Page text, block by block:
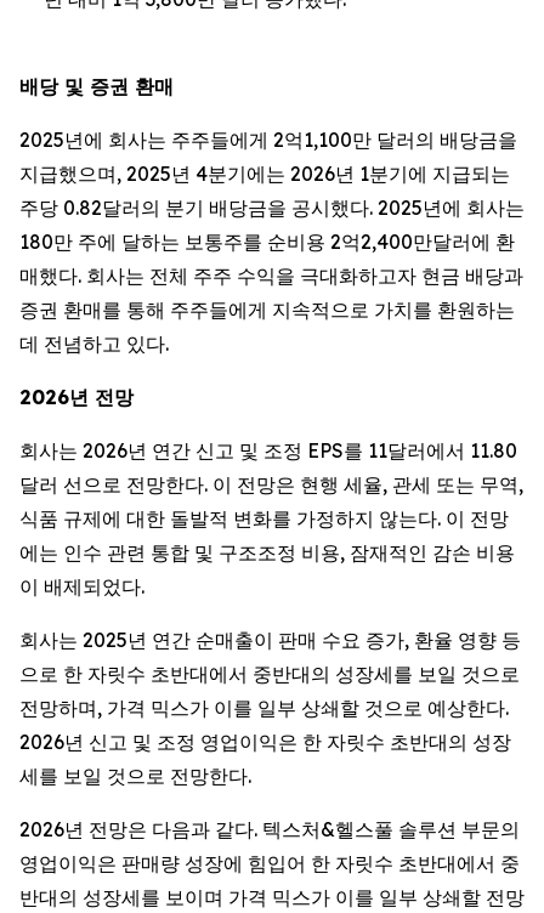
배당 및 증권 환매
2025년에 회사는 주주들에게 2억1,100만 달러의 배당금을
지급했으며, 2025년 4분기에는 2026년 1분기에 지급되는
주당 0.82달러의 분기 배당금을 공시했다. 2025년에 회사는
180만 주에 달하는 보통주를 순비용 2억2,400만달러에 환
매했다. 회사는 전체 주주 수익을 극대화하고자 현금 배당과
증권 환매를 통해 주주들에게 지속적으로 가치를 환원하는
데 전념하고 있다.
2026년 전망
회사는 2026년 연간 신고 및 조정 EPS를 11달러에서 11.80
달러 선으로 전망한다. 이 전망은 현행 세율, 관세 또는 무역,
식품 규제에 대한 돌발적 변화를 가정하지 않는다. 이 전망
에는 인수 관련 통합 및 구조조정 비용, 잠재적인 감손 비용
이 배제되었다.
회사는 2025년 연간 순매출이 판매 수요 증가, 환율 영향 등
으로 한 자릿수 초반대에서 중반대의 성장세를 보일 것으로
전망하며, 가격 믹스가 이를 일부 상쇄할 것으로 예상한다.
2026년 신고 및 조정 영업이익은 한 자릿수 초반대의 성장
세를 보일 것으로 전망한다.
2026년 전망은 다음과 같다. 텍스처&헬스풀 솔루션 부문의
영업이익은 판매량 성장에 힘입어 한 자릿수 초반대에서 중
반대의 성장세를 보이며 가격 믹스가 이를 일부 상쇄할 전망